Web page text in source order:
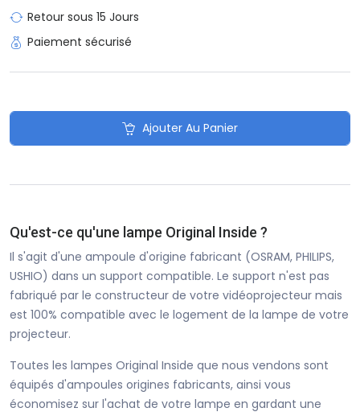
Retour sous 15 Jours
Paiement sécurisé
Ajouter Au Panier
Qu'est-ce qu'une lampe Original Inside ?
Il s'agit d'une ampoule d'origine fabricant (OSRAM, PHILIPS,
USHIO) dans un support compatible. Le support n'est pas
fabriqué par le constructeur de votre vidéoprojecteur mais
est 100% compatible avec le logement de la lampe de votre
projecteur.
Toutes les lampes Original Inside que nous vendons sont
équipés d'ampoules origines fabricants, ainsi vous
économisez sur l'achat de votre lampe en gardant une